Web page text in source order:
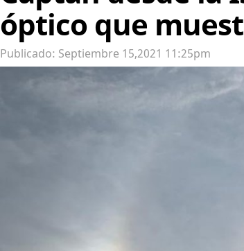
óptico que
Publicado: Septiembre 15,2021 11:25pm